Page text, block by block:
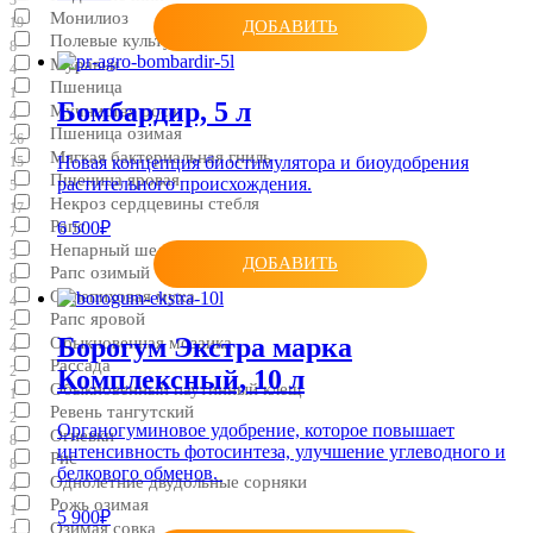
19
Полевые культуры
4
Пшеница
4
Пшеница озимая
15
Пшеница яровая
17
Рапс
3
Рапс озимый
4
Рапс яровой
4
Рассада
1
Ревень тангутский
8
Рис
4
Рожь озимая
Монилиоз
8
Муравьи
1
Мучнистая роса
26
Мягкая бактериальная гниль
5
Некроз сердцевины стебля
7
Непарный шелкопряд
8
Облепиховая муха
2
Обыкновенная мозаика
2
Обыкновенный паутинный клещ
2
Огневки
8
Однолетние двудольные сорняки
1
Озимая совка
ДОБАВИТЬ
Бомбардир, 5 л
Новая концепция биостимулятора и биоудобрения
растительного происхождения.
6 500₽
ДОБАВИТЬ
Борогум Экстра марка
Комплексный, 10 л
Органогуминовое удобрение, которое повышает
интенсивность фотосинтеза, улучшение углеводного и
белкового обменов.
5 900₽